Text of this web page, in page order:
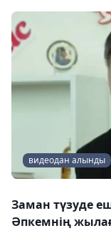
видеодан алынды
Заман түзуде
Әпкемнің